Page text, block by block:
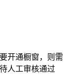
开通橱窗，则需
人工审核通过